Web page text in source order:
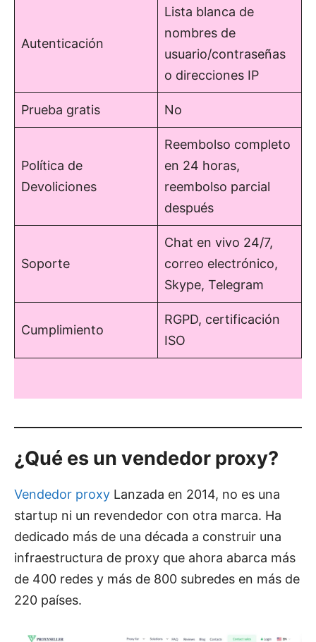
Autenticación
Lista blanca de
nombres de
usuario/contraseñas
o direcciones IP
Prueba gratis No
Política de
Devoliciones
Reembolso completo
en 24 horas,
reembolso parcial
después
Soporte
Chat en vivo 24/7,
correo electrónico,
Skype, Telegram
Cumplimiento
RGPD, certificación
ISO
¿Qué es un vendedor proxy?
Vendedor proxy Lanzada en 2014, no es una
startup ni un revendedor con otra marca. Ha
dedicado más de una década a construir una
infraestructura de proxy que ahora abarca más
de 400 redes y más de 800 subredes en más de
220 países.